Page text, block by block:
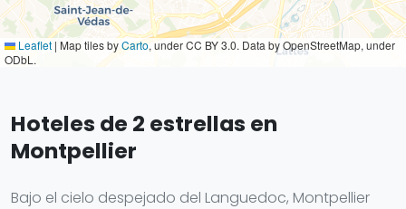
Leaflet | Map tiles byCarto, under CC BY 3.0. Data by OpenStreetMap, under
ODbL.
Hoteles de 2 estrellas en
Montpellier
Bajo el cielo despejado del Languedoc, Montpellier